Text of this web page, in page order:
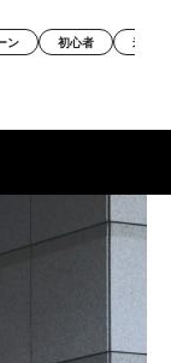
ン 初心者 米国